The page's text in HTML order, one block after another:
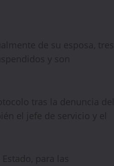
de su esposa, tres
y son
tras la denuncia del
el jefe de servicio y el
para las